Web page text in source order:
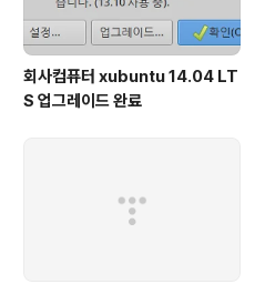
회사컴퓨터 xubuntu 14.04 LT
S 업그레이드 완료